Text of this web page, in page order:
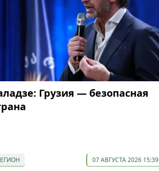
Грузия — безопасная
07 АВГУСТА 2026 15:39